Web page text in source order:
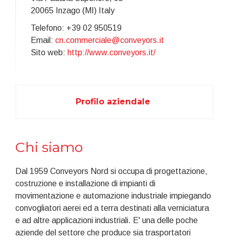
20065 Inzago (MI) Italy
Telefono: +39 02 950519
Email: cn.commerciale@conveyors.it
Sito web: http://www.conveyors.it/
Profilo aziendale
Chi siamo
Dal 1959 Conveyors Nord si occupa di progettazione,
costruzione e installazione di impianti di
movimentazione e automazione industriale impiegando
convogliatori aerei ed a terra destinati alla verniciatura
e ad altre applicazioni industriali. E' una delle poche
aziende del settore che produce sia trasportatori